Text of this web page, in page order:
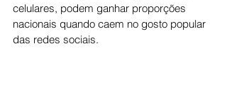
celulares, podem ganhar proporções
nacionais quando caem no gosto popular
das redes sociais.